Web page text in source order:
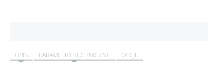
OPIS PARAMETRY TECHNICZNE OPCJE